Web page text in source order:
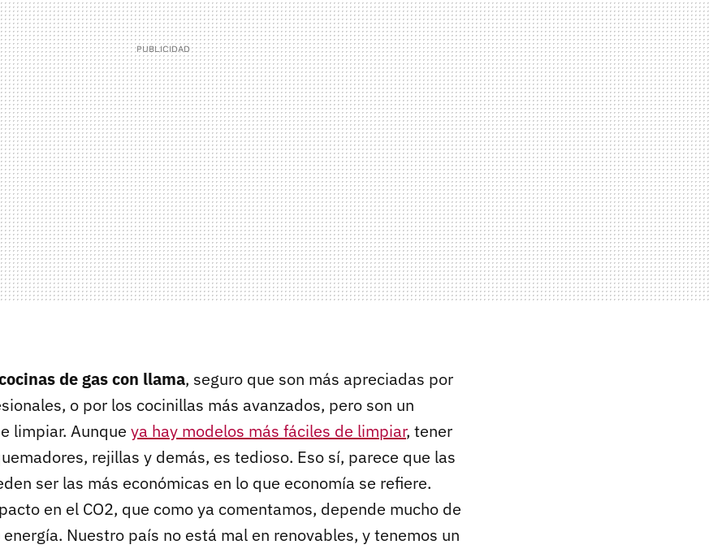
de gas con llama, seguro que son más apreciadas por
o por los cocinillas más avanzados, pero son un
limpiar. Aunque ya hay modelos más fáciles de limpiar, tener
rejillas y demás, es tedioso. Eso sí, parece que las
ser las más económicas en lo que economía se refiere.
en el CO2, que como ya comentamos, depende mucho de
Nuestro país no está mal en renovables, y tenemos un